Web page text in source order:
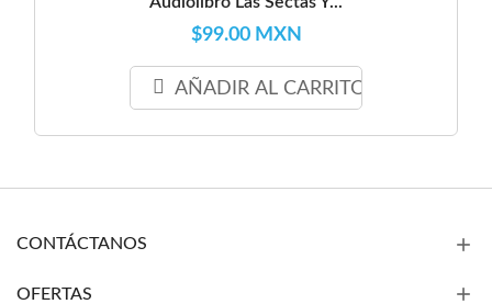
$99.00 MXN
AÑADIR AL CARRITO
CONTÁCTANOS
OFERTAS